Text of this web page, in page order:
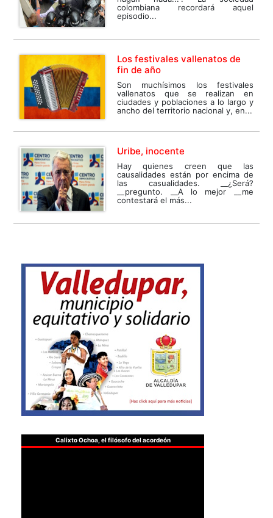
colombiana recordará aquel
episodio...
Los festivales vallenatos de
fin de año
Son muchísimos los festivales
vallenatos que se realizan en
ciudades y poblaciones a lo largo y
ancho del territorio nacional y, en...
Uribe, inocente
Hay quienes creen que las
causalidades están por encima de
las casualidades. __¿Será?
__pregunto. __A lo mejor __me
contestará el más...
Calixto Ochoa, el filósofo del acordeón